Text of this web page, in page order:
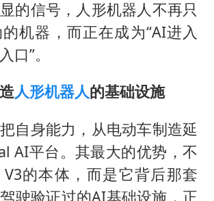
的信号，人形机器人不再只
机器，而正在成为“AI进入
口”。
人形机器人的基础设施
自身能力，从电动车制造延
AI平台。其最大的优势，不
的本体，而是它背后那套
驶验证过的AI基础设施，正